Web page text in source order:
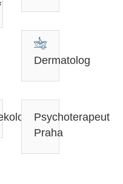
Dermatolog
Psychoterapeut
Praha